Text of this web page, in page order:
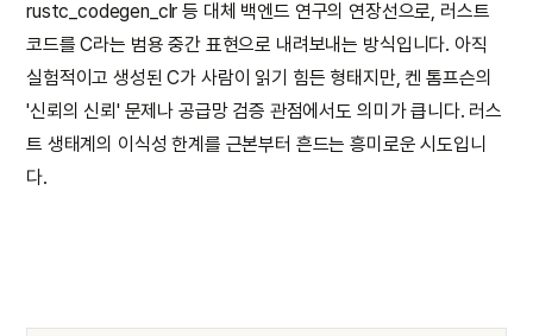
rustc_codegen_clr 등 대체 백엔드 연구의 연장선으로, 러스트
코드를 C라는 범용 중간 표현으로 내려보내는 방식입니다. 아직
실험적이고 생성된 C가 사람이 읽기 힘든 형태지만, 켄 톰프슨의
'신뢰의 신뢰' 문제나 공급망 검증 관점에서도 의미가 큽니다. 러스
트 생태계의 이식성 한계를 근본부터 흔드는 흥미로운 시도입니
다.